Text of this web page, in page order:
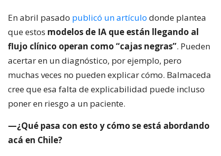
En abril pasado publicó un artículo donde plantea
que estos modelos de IA que están llegando al
flujo clínico operan como “cajas negras”. Pueden
acertar en un diagnóstico, por ejemplo, pero
muchas veces no pueden explicar cómo. Balmaceda
cree que esa falta de explicabilidad puede incluso
poner en riesgo a un paciente.
—¿Qué pasa con esto y cómo se está abordando
acá en Chile?